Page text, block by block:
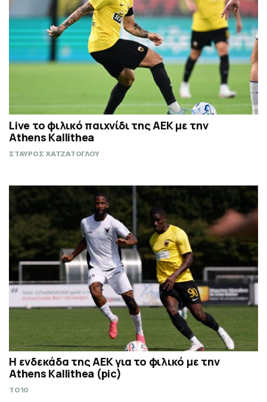
Live το φιλικό παιχνίδι της ΑΕΚ με την
Athens Kallithea
ΣΤΑΥΡΟΣ ΧΑΤΖΑΤΟΓΛΟΥ
Η ενδεκάδα της ΑΕΚ για το φιλικό με την
Athens Kallithea (pic)
TO10